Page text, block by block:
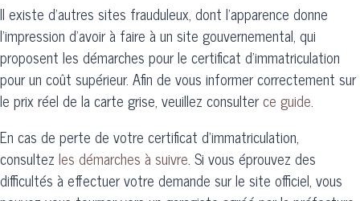
Il existe d'autres sites frauduleux, dont l'apparence donne
l'impression d'avoir à faire à un site gouvernemental, qui
proposent les démarches pour le certificat d'immatriculation
pour un coût supérieur. Afin de vous informer correctement sur
le prix réel de la carte grise, veuillez consulterce guide.
En cas de perte de votre certificat d'immatriculation,
consultez les démarches à suivre. Si vous éprouvez des
difficultés à effectuer votre demande sur le site officiel, vous